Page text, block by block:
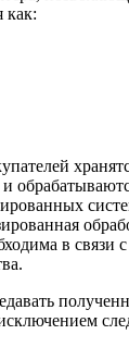
как:
в связи